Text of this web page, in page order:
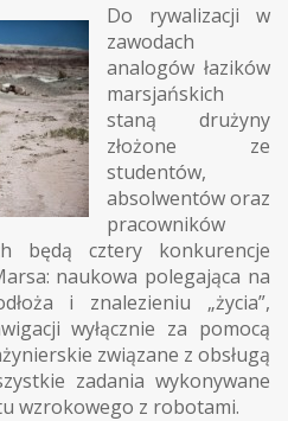
Do rywalizacji w
zawodach
analogów łazików
marsjańskich
staną drużyny
złożone ze
studentów,
absolwentów oraz
pracowników
będą cztery konkurencje
naukowa polegająca na
i znalezieniu „życia”,
wyłącznie za pomocą
związane z obsługą
zadania wykonywane
wzrokowego z robotami.